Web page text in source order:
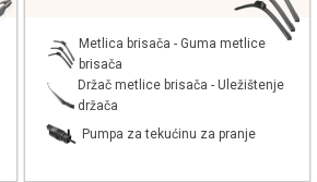
Metlica brisača - Guma metlice
brisača
Držač metlice brisača - Uležištenje
držača
Pumpa za tekućinu za pranje